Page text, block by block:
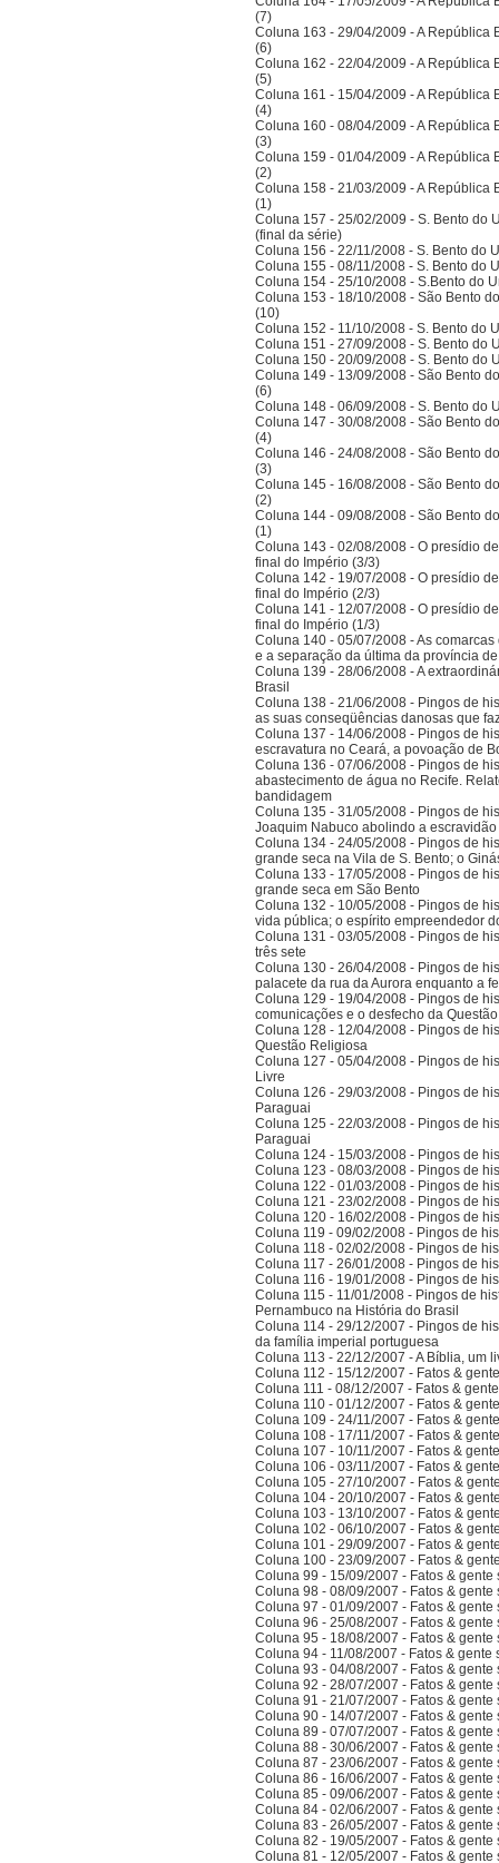
(7)
Coluna 163 - 29/04/2009 - A República
(6)
Coluna 162 - 22/04/2009 - A República
(5)
Coluna 161 - 15/04/2009 - A República
(4)
Coluna 160 - 08/04/2009 - A República
(3)
Coluna 159 - 01/04/2009 - A República
(2)
Coluna 158 - 21/03/2009 - A República
(1)
Coluna 157 - 25/02/2009 - S. Bento do
(final da série)
Coluna 156 - 22/11/2008 - S. Bento do
Coluna 155 - 08/11/2008 - S. Bento do
Coluna 154 - 25/10/2008 - S.Bento do
Coluna 153 - 18/10/2008 - São Bento
(10)
Coluna 152 - 11/10/2008 - S. Bento do
Coluna 151 - 27/09/2008 - S. Bento do
Coluna 150 - 20/09/2008 - S. Bento do
Coluna 149 - 13/09/2008 - São Bento
(6)
Coluna 148 - 06/09/2008 - S. Bento do
Coluna 147 - 30/08/2008 - São Bento
(4)
Coluna 146 - 24/08/2008 - São Bento
(3)
Coluna 145 - 16/08/2008 - São Bento
(2)
Coluna 144 - 09/08/2008 - São Bento
(1)
Coluna 143 - 02/08/2008 - O presídio
final do Império (3/3)
Coluna 142 - 19/07/2008 - O presídio
final do Império (2/3)
Coluna 141 - 12/07/2008 - O presídio
final do Império (1/3)
Coluna 140 - 05/07/2008 - As
e a separação da última da província
Coluna 139 - 28/06/2008 - A
Brasil
Coluna 138 - 21/06/2008 - Pingos de
as suas conseqüências danosas que
Coluna 137 - 14/06/2008 - Pingos de
escravatura no Ceará, a povoação de
Coluna 136 - 07/06/2008 - Pingos de
abastecimento de água no Recife.
bandidagem
Coluna 135 - 31/05/2008 - Pingos de
Joaquim Nabuco abolindo a
Coluna 134 - 24/05/2008 - Pingos de
grande seca na Vila de S. Bento; o
Coluna 133 - 17/05/2008 - Pingos de
grande seca em São Bento
Coluna 132 - 10/05/2008 - Pingos de
vida pública; o espírito empreendedor
Coluna 131 - 03/05/2008 - Pingos de
três sete
Coluna 130 - 26/04/2008 - Pingos de
palacete da rua da Aurora enquanto a
Coluna 129 - 19/04/2008 - Pingos de
comunicações e o desfecho da
Coluna 128 - 12/04/2008 - Pingos de
Questão Religiosa
Coluna 127 - 05/04/2008 - Pingos de
Livre
Coluna 126 - 29/03/2008 - Pingos de
Paraguai
Coluna 125 - 22/03/2008 - Pingos de
Paraguai
Coluna 124 - 15/03/2008 - Pingos de
Coluna 123 - 08/03/2008 - Pingos de
Coluna 122 - 01/03/2008 - Pingos de
Coluna 121 - 23/02/2008 - Pingos de
Coluna 120 - 16/02/2008 - Pingos de
Coluna 119 - 09/02/2008 - Pingos de
Coluna 118 - 02/02/2008 - Pingos de
Coluna 117 - 26/01/2008 - Pingos de
Coluna 116 - 19/01/2008 - Pingos de
Coluna 115 - 11/01/2008 - Pingos de
Pernambuco na História do Brasil
Coluna 114 - 29/12/2007 - Pingos de
da família imperial portuguesa
Coluna 113 - 22/12/2007 - A Bíblia, um
Coluna 112 - 15/12/2007 - Fatos &
Coluna 111 - 08/12/2007 - Fatos &
Coluna 110 - 01/12/2007 - Fatos &
Coluna 109 - 24/11/2007 - Fatos &
Coluna 108 - 17/11/2007 - Fatos &
Coluna 107 - 10/11/2007 - Fatos &
Coluna 106 - 03/11/2007 - Fatos &
Coluna 105 - 27/10/2007 - Fatos &
Coluna 104 - 20/10/2007 - Fatos &
Coluna 103 - 13/10/2007 - Fatos &
Coluna 102 - 06/10/2007 - Fatos &
Coluna 101 - 29/09/2007 - Fatos &
Coluna 100 - 23/09/2007 - Fatos &
Coluna 99 - 15/09/2007 - Fatos &
Coluna 98 - 08/09/2007 - Fatos &
Coluna 97 - 01/09/2007 - Fatos &
Coluna 96 - 25/08/2007 - Fatos &
Coluna 95 - 18/08/2007 - Fatos &
Coluna 94 - 11/08/2007 - Fatos &
Coluna 93 - 04/08/2007 - Fatos &
Coluna 92 - 28/07/2007 - Fatos &
Coluna 91 - 21/07/2007 - Fatos &
Coluna 90 - 14/07/2007 - Fatos &
Coluna 89 - 07/07/2007 - Fatos &
Coluna 88 - 30/06/2007 - Fatos &
Coluna 87 - 23/06/2007 - Fatos &
Coluna 86 - 16/06/2007 - Fatos &
Coluna 85 - 09/06/2007 - Fatos &
Coluna 84 - 02/06/2007 - Fatos &
Coluna 83 - 26/05/2007 - Fatos &
Coluna 82 - 19/05/2007 - Fatos &
Coluna 81 - 12/05/2007 - Fatos &